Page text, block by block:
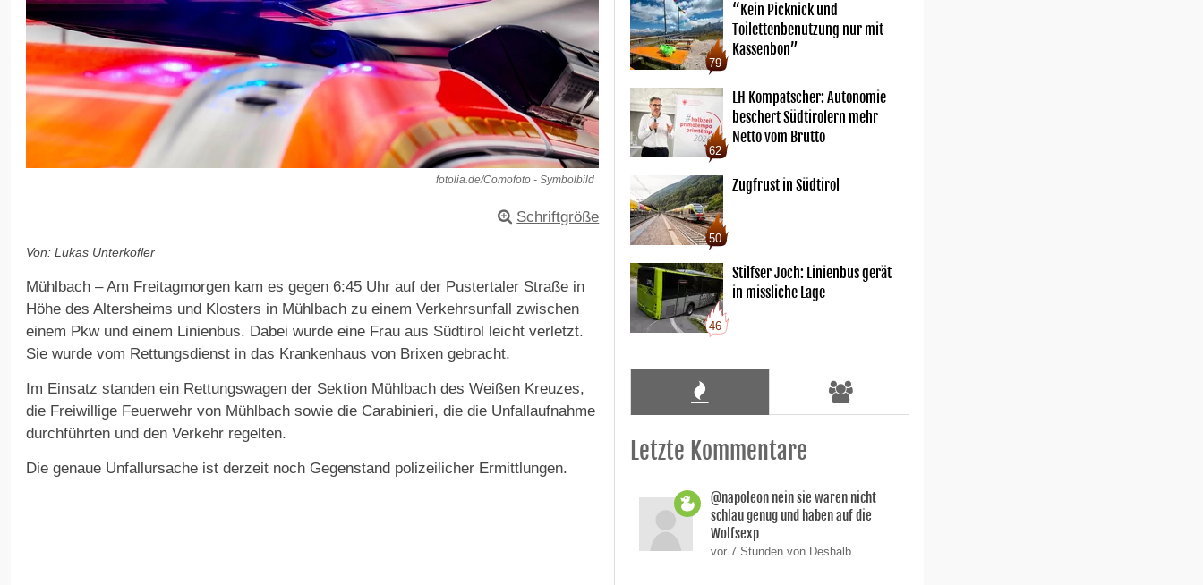
fotolia.de/Comofoto - Symbolbild
Schriftgröße
Von: Lukas Unterkofler
Mühlbach – Am Freitagmorgen kam es gegen 6:45 Uhr auf der Pustertaler Straße in
Höhe des Altersheims und Klosters in Mühlbach zu einem Verkehrsunfall zwischen
einem Pkw und einem Linienbus. Dabei wurde eine Frau aus Südtirol leicht verletzt.
Sie wurde vom Rettungsdienst in das Krankenhaus von Brixen gebracht.
Im Einsatz standen ein Rettungswagen der Sektion Mühlbach des Weißen Kreuzes,
die Freiwillige Feuerwehr von Mühlbach sowie die Carabinieri, die die Unfallaufnahme
durchführten und den Verkehr regelten.
Die genaue Unfallursache ist derzeit noch Gegenstand polizeilicher Ermittlungen.
79
“Kein Picknick und
Toilettenbenutzung nur mit
Kassenbon”
62
LH Kompatscher: Autonomie
beschert Südtirolern mehr
Netto vom Brutto
50
Zugfrust in Südtirol
46
Stilfser Joch: Linienbus gerät
in missliche Lage
Letzte Kommentare
@napoleon nein sie waren nicht
schlau genug und haben auf die
Wolfsexp ...
vor 7 Stunden von Deshalb